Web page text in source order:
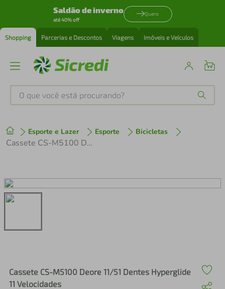
Saldão de inverno
até 40% off
Quero
Shopping Parcerias e Descontos Viagens Imóveis e Veículos
O que você está procurando?
Esporte e Lazer Esporte Bicicletas
Cassete CS-M5100 Deore 11/51 Dentes Hyperglide 11 Velocidades
Cassete CS-M5100 Deore 11/51 Dentes Hyperglide
11 Velocidades
1º tenis